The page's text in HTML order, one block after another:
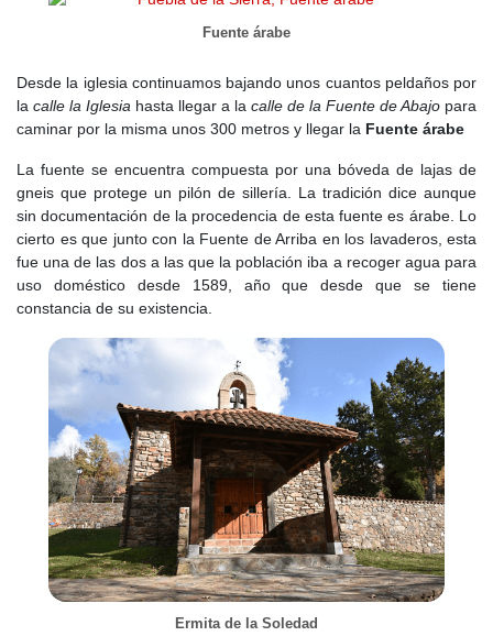
Fuente árabe
Desde la iglesia continuamos bajando unos cuantos peldaños por
la calle la Iglesia hasta llegar a la calle de la Fuente de Abajo para
caminar por la misma unos 300 metros y llegar la Fuente árabe
La fuente se encuentra compuesta por una bóveda de lajas de
gneis que protege un pilón de sillería. La tradición dice aunque
sin documentación de la procedencia de esta fuente es árabe. Lo
cierto es que junto con la Fuente de Arriba en los lavaderos, esta
fue una de las dos a las que la población iba a recoger agua para
uso doméstico desde 1589, año que desde que se tiene
constancia de su existencia.
Ermita de la Soledad